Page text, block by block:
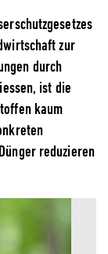
zur
durch
ist die
kaum
reduzieren